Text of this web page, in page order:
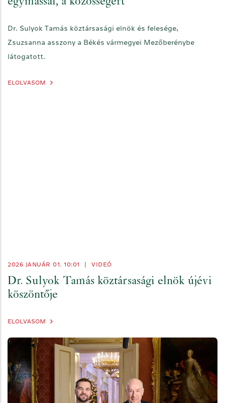
Dr. Sulyok Tamás köztársasági elnök és felesége,
Zsuzsanna asszony a Békés vármegyei Mezőberénybe
látogatott.
ELOLVASOM
2026 JANUÁR 01. 10:01 VIDEÓ
Dr. Sulyok Tamás köztársasági elnök újévi
köszöntője
ELOLVASOM